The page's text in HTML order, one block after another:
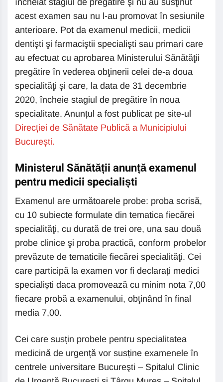
încheiat stagiul de pregătire şi nu au susţinut
acest examen sau nu l-au promovat în sesiunile
anterioare. Pot da examenul medicii, medicii
dentişti şi farmaciştii specialişti sau primari care
au efectuat cu aprobarea Ministerului Sănătăţii
pregătire în vederea obţinerii celei de-a doua
specialităţi şi care, la data de 31 decembrie
2020, încheie stagiul de pregătire în noua
specialitate. Anunțul a fost publicat pe site-ul
Direcției de Sănătate Publică a Municipiului
București.
Ministerul Sănătății anunță examenul
pentru medicii specialiști
Examenul are următoarele probe: proba scrisă,
cu 10 subiecte formulate din tematica fiecărei
specialităţi, cu durată de trei ore, una sau două
probe clinice şi proba practică, conform probelor
prevăzute de tematicile fiecărei specialităţi. Cei
care participă la examen vor fi declarați medici
specialiști daca promovează cu minim nota 7,00
fiecare probă a examenului, obţinând în final
media 7,00.
Cei care susțin probele pentru specialitatea
medicină de urgență vor susține examenele în
centrele universitare Bucureşti – Spitalul Clinic